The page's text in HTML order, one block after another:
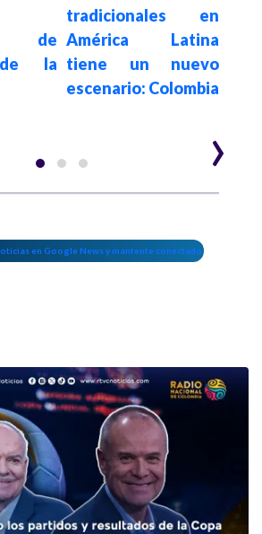
de
de la
tradicionales en
América Latina
tiene un nuevo
escenario: Colombia
›
en Google News y mantente conectado